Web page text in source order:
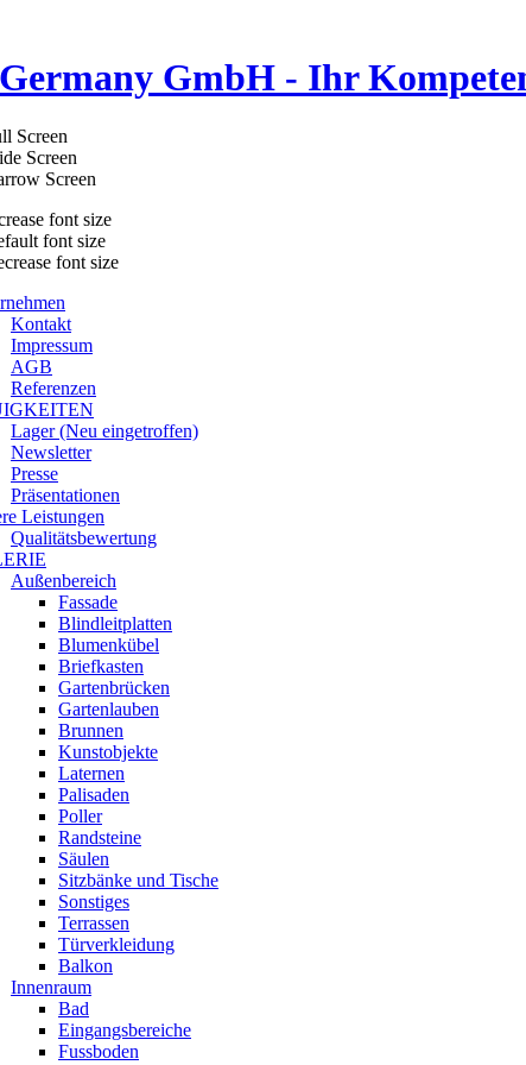
GmbH - Ihr
Kontakt
Impressum
AGB
Referenzen
Lager (Neu eingetroffen)
Newsletter
Presse
Präsentationen
Leistungen
Qualitätsbewertung
Außenbereich
Fassade
Blindleitplatten
Blumenkübel
Briefkasten
Gartenbrücken
Gartenlauben
Brunnen
Kunstobjekte
Laternen
Palisaden
Poller
Randsteine
Säulen
Sitzbänke und Tische
Sonstiges
Terrassen
Türverkleidung
Balkon
Innenraum
Bad
Eingangsbereiche
Fussboden